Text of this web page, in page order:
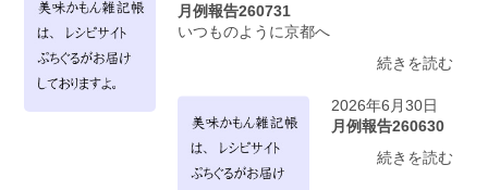
月例報告260731
いつものように京都へ
続きを読む
2026年6月30日
月例報告260630
続きを読む